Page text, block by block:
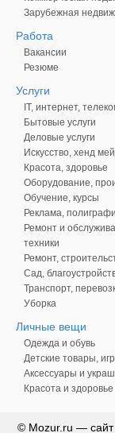
Зарубежная
Работа
Вакансии
Резюме
Услуги
IT, интернет,
Бытовые услуги
Деловые услуги
Искусство, хенд
Красота, здоровье
Оборудование,
Обучение, курсы
Реклама,
Ремонт и
техники
Ремонт,
Сад,
Транспорт,
Уборка
Личные вещи
Одежда и обувь
Детские товары,
Аксессуары и
Красота и здоровье
© Mozur.ru — сайт